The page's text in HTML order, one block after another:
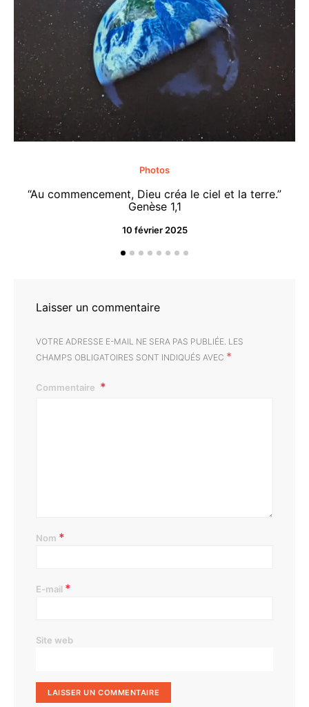
Photos
“Au commencement, Dieu créa le ciel et la terre.”
Genèse 1,1
10 février 2025
Laisser un commentaire
VOTRE ADRESSE E-MAIL NE SERA PAS PUBLIÉE. LES
CHAMPS OBLIGATOIRES SONT INDIQUÉS AVEC *
Commentaire
Nom *
E-mail *
Site web